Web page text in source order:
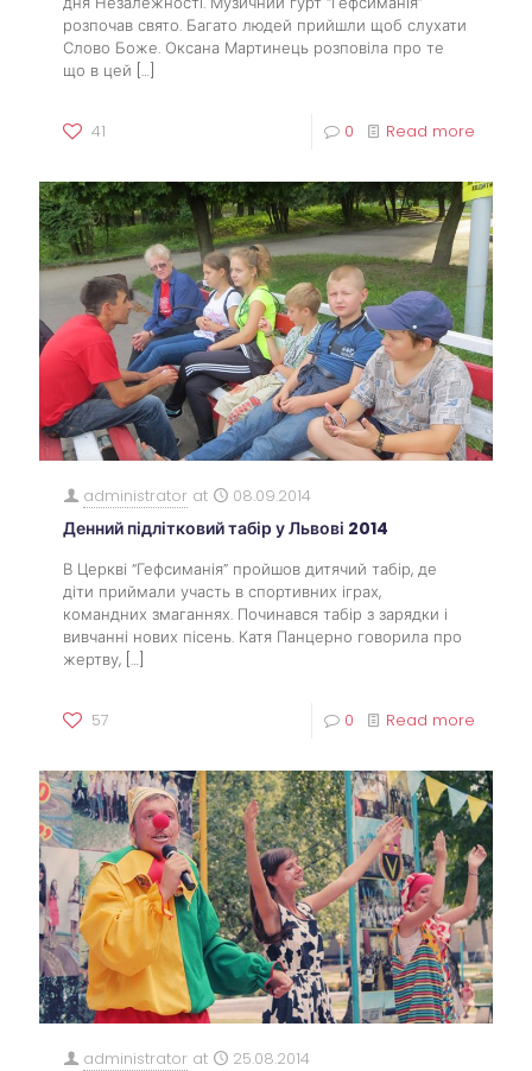
розпочав свято. Багато людей прийшли щоб слухати
Слово Боже. Оксана Мартинець розповіла про те
що в цей […]
41 0 Read more
administrator at 08.09.2014
Денний підлітковий табір у Львові 2014
В Церкві “Гефсиманія” пройшов дитячий табір, де
діти приймали участь в спортивних іграх,
командних змаганнях. Починався табір з зарядки і
вивчанні нових пісень. Катя Панцерно говорила про
жертву, […]
57 0 Read more
administrator at 25.08.2014